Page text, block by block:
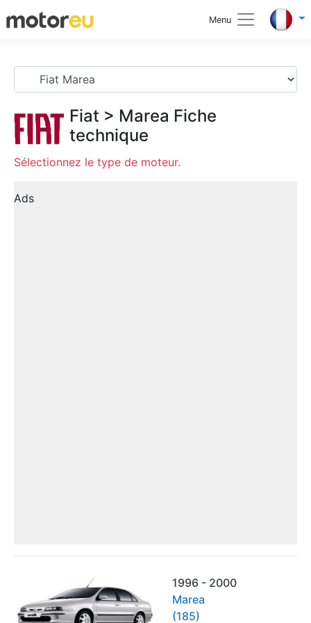
Menu
Fiat > Marea Fiche
technique
Sélectionnez le type de moteur.
Ads
1996 - 2000
Marea
(185)